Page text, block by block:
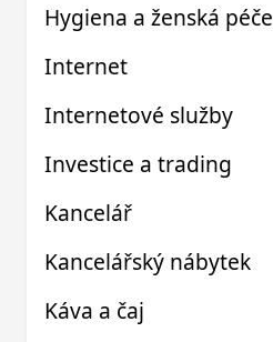
Hygiena a ženská péče
Internet
Internetové služby
Investice a trading
Kancelář
Kancelářský nábytek
Káva a čaj